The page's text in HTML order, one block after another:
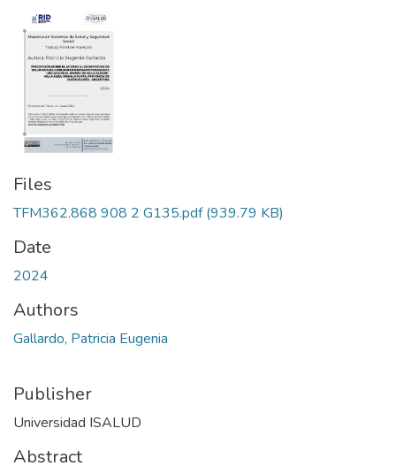
Files
TFM362.868 908 2 G135.pdf(939.79 KB)
Date
2024
Authors
Gallardo, Patricia Eugenia
Publisher
Universidad ISALUD
Abstract